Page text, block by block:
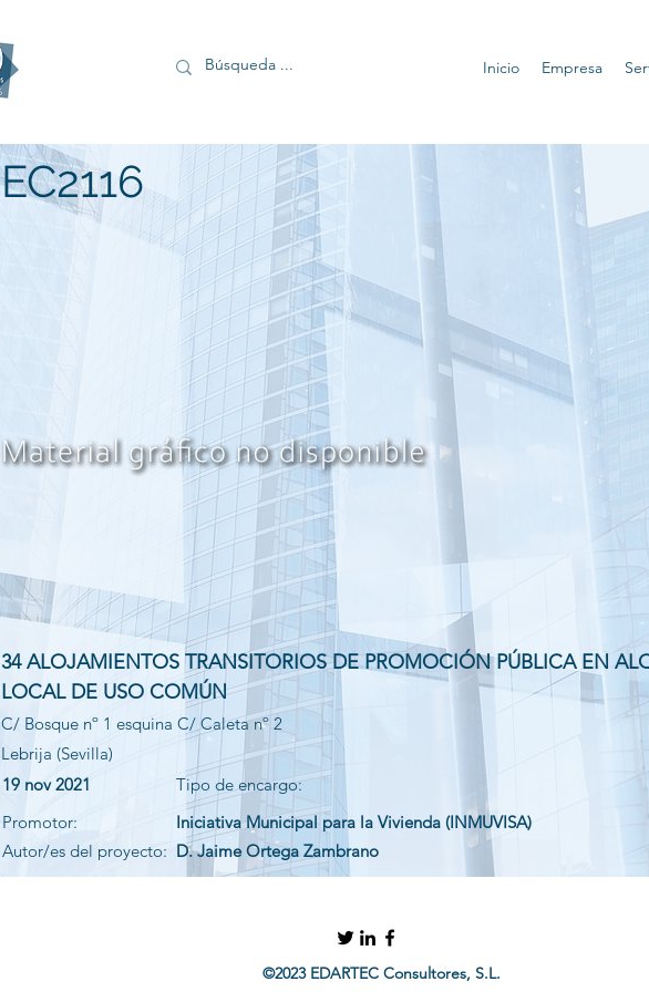
Inicio Empresa
EC2116
34 ALOJAMIENTOS TRANSITORIOS DE PROMOCIÓN PÚBLICA EN
LOCAL DE USO COMÚN
C/ Bosque nº 1 esquina C/ Caleta nº 2
Lebrija (Sevilla)
19 nov 2021
Promotor:
Autor/es del proyecto:
Tipo de encargo:
Iniciativa Municipal para la Vivienda (INMUVISA)
D. Jaime Ortega Zambrano
©2023 EDARTEC Consultores, S.L.